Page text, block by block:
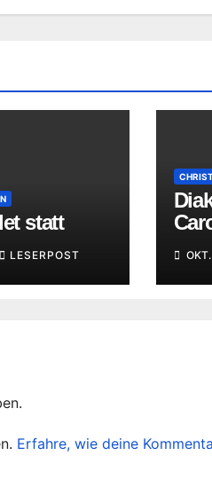
statt
LESERPOST
Erfahre, wie deine